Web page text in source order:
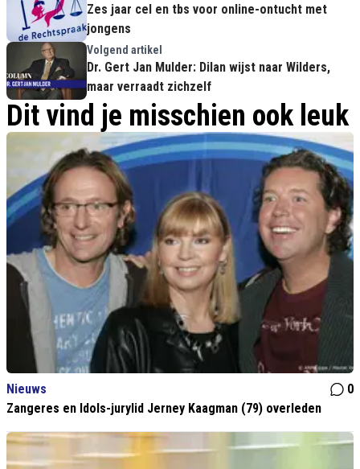
Zes jaar cel en tbs voor online-ontucht met
jongens
Volgend artikel
Dr. Gert Jan Mulder: Dilan wijst naar Wilders,
maar verraadt zichzelf
Dit vind je misschien ook leuk
Nieuws
0
Zangeres en Idols-jurylid Jerney Kaagman (79) overleden